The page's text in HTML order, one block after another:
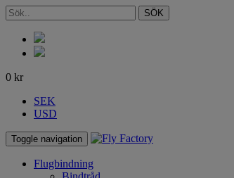
SÖK
0 kr
SEK
USD
Toggle navigation
Flugbindning